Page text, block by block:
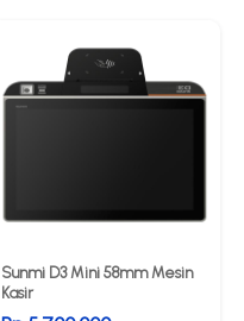
Sunmi D3 Mini 58mm Mesin
Kasir